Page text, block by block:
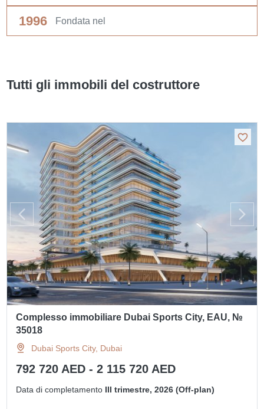
1996 Fondata nel
Tutti gli immobili del costruttore
Complesso immobiliare Dubai Sports City, EAU, №
35018
Dubai Sports City, Dubai
792 720 AED - 2 115 720 AED
Data di completamento III trimestre, 2026 (Off-plan)